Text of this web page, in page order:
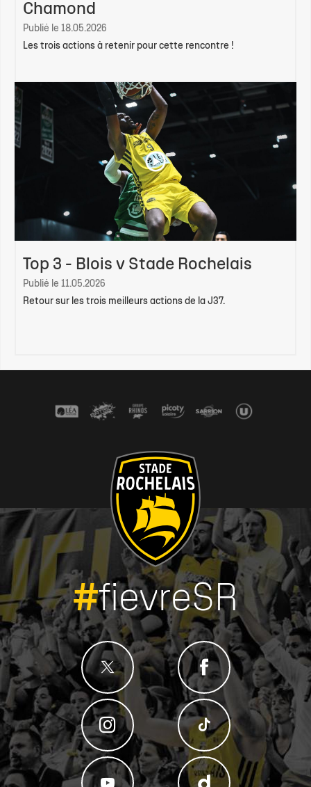
Chamond
Publié le 18.05.2026
Les trois actions à retenir pour cette rencontre !
Top 3 - Blois v Stade Rochelais
Publié le 11.05.2026
Retour sur les trois meilleurs actions de la J37.
#fievreSR